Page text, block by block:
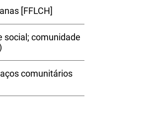
[FFLCH]
social; comunidade
comunitários